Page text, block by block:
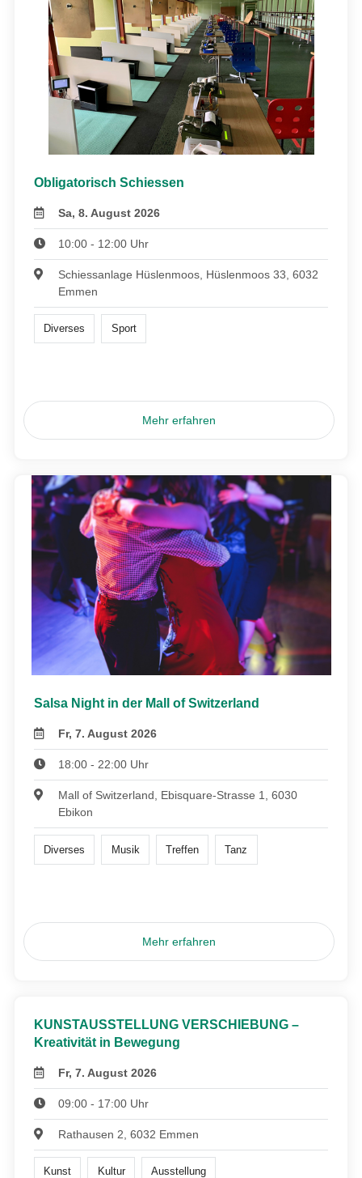
Obligatorisch Schiessen
Sa, 8. August 2026
10:00 - 12:00 Uhr
Schiessanlage Hüslenmoos, Hüslenmoos 33, 6032
Emmen
Diverses Sport
Mehr erfahren
Salsa Night in der Mall of Switzerland
Fr, 7. August 2026
18:00 - 22:00 Uhr
Mall of Switzerland, Ebisquare-Strasse 1, 6030
Ebikon
Diverses Musik Treffen Tanz
Mehr erfahren
KUNSTAUSSTELLUNG VERSCHIEBUNG –
Kreativität in Bewegung
Fr, 7. August 2026
09:00 - 17:00 Uhr
Rathausen 2, 6032 Emmen
Kunst Kultur Ausstellung